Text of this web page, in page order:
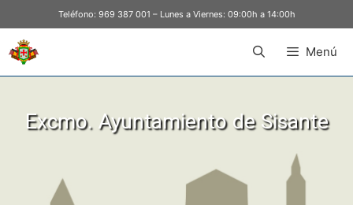
Teléfono: 969 387 001 – Lunes a Viernes: 09:00h a 14:00h
Menú
Excmo. Ayuntamiento de Sisante